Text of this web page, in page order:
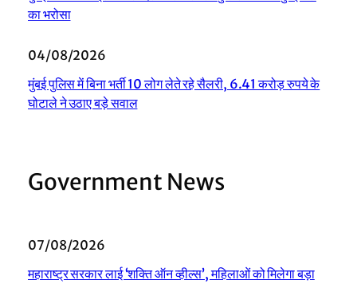
का भरोसा
04/08/2026
मुंबई पुलिस में बिना भर्ती 10 लोग लेते रहे सैलरी, 6.41 करोड़ रुपये के
घोटाले ने उठाए बड़े सवाल
Government News
07/08/2026
महाराष्ट्र सरकार लाई ‘शक्ति ऑन व्हील्स’, महिलाओं को मिलेगा बड़ा